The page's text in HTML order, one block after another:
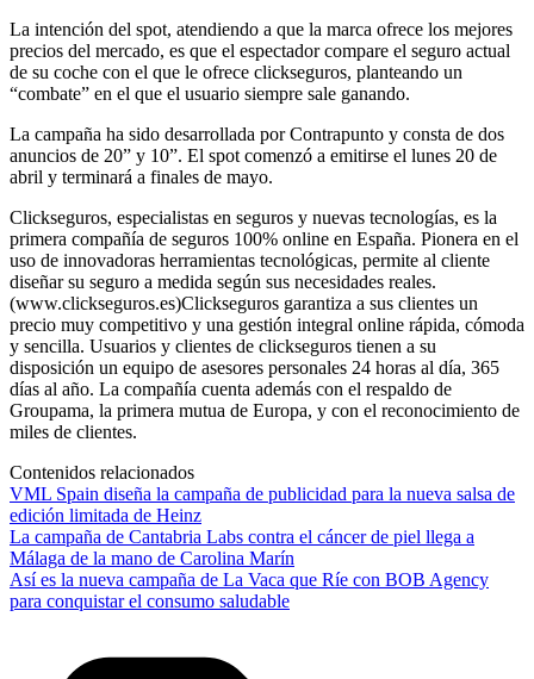
La intención del spot, atendiendo a que la marca ofrece los mejores
precios del mercado, es que el espectador compare el seguro actual
de su coche con el que le ofrece clickseguros, planteando un
“combate” en el que el usuario siempre sale ganando.
La campaña ha sido desarrollada por Contrapunto y consta de dos
anuncios de 20” y 10”. El spot comenzó a emitirse el lunes 20 de
abril y terminará a finales de mayo.
Clickseguros, especialistas en seguros y nuevas tecnologías, es la
primera compañía de seguros 100% online en España. Pionera en el
uso de innovadoras herramientas tecnológicas, permite al cliente
diseñar su seguro a medida según sus necesidades reales.
(www.clickseguros.es)Clickseguros garantiza a sus clientes un
precio muy competitivo y una gestión integral online rápida, cómoda
y sencilla. Usuarios y clientes de clickseguros tienen a su
disposición un equipo de asesores personales 24 horas al día, 365
días al año. La compañía cuenta además con el respaldo de
Groupama, la primera mutua de Europa, y con el reconocimiento de
miles de clientes.
Contenidos relacionados
VML Spain diseña la campaña de publicidad para la nueva salsa de
edición limitada de Heinz
La campaña de Cantabria Labs contra el cáncer de piel llega a
Málaga de la mano de Carolina Marín
Así es la nueva campaña de La Vaca que Ríe con BOB Agency
para conquistar el consumo saludable